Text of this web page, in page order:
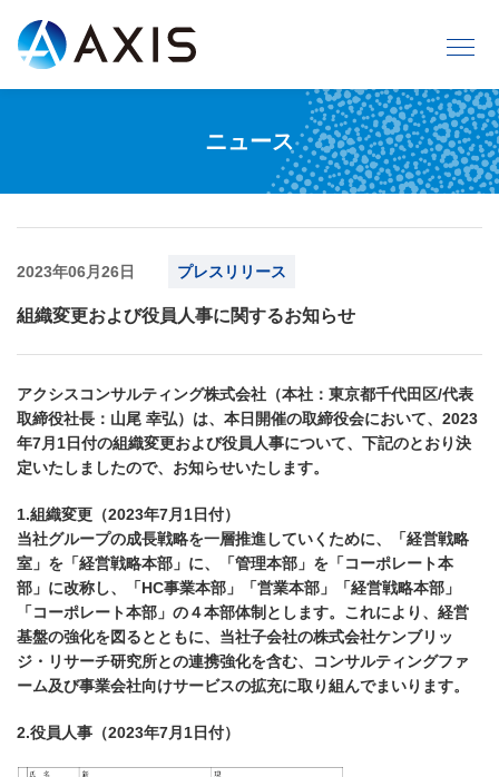
ニュース
2023年06月26日 プレスリリース
組織変更および役員人事に関するお知らせ
アクシスコンサルティング株式会社（本社：東京都千代田区/代表
取締役社長：山尾 幸弘）は、本日開催の取締役会において、2023
年7月1日付の組織変更および役員人事について、下記のとおり決
定いたしましたので、お知らせいたします。
1.組織変更（2023年7月1日付）
当社グループの成長戦略を一層推進していくために、「経営戦略
室」を「経営戦略本部」に、「管理本部」を「コーポレート本
部」に改称し、「HC事業本部」「営業本部」「経営戦略本部」
「コーポレート本部」の４本部体制とします。これにより、経営
基盤の強化を図るとともに、当社子会社の株式会社ケンブリッ
ジ・リサーチ研究所との連携強化を含む、コンサルティングファ
ーム及び事業会社向けサービスの拡充に取り組んでまいります。
2.役員人事（2023年7月1日付）